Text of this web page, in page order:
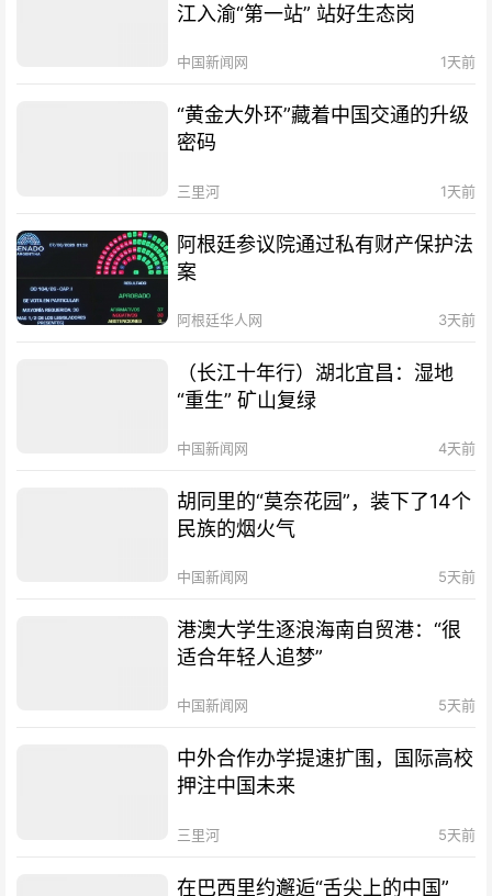
江入渝“第一站” 站好生态岗
中国新闻网 1天前
“黄金大外环”藏着中国交通的升级
密码
三里河 1天前
阿根廷参议院通过私有财产保护法
案
阿根廷华人网 3天前
（长江十年行）湖北宜昌：湿地
“重生” 矿山复绿
中国新闻网 4天前
胡同里的“莫奈花园”，装下了14个
民族的烟火气
中国新闻网 5天前
港澳大学生逐浪海南自贸港：“很
适合年轻人追梦”
中国新闻网 5天前
中外合作办学提速扩围，国际高校
押注中国未来
三里河 5天前
在巴西里约邂逅“舌尖上的中国”